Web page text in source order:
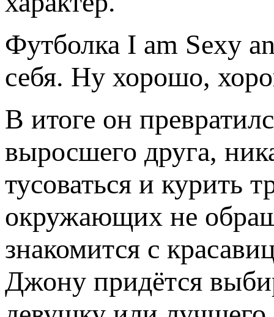
Футболка I am Sexy
себя. Ну хорошо,
В итоге он
выросшего друга,
тусоваться и курить
окружающих не
знакомится с
Джону придётся